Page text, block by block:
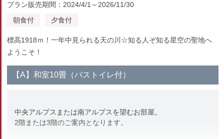
プラン販売期間：2024/4/1～2026/11/30
朝食付
夕食付
標高1918ｍ！一年中見られる天の川☆知る人ぞ知る星空の聖地へ
ようこそ！
【A】和室10畳（バストイレ付）
中央アルプスまたは南アルプスを望むお部屋。
2階または3階のご案内となります。